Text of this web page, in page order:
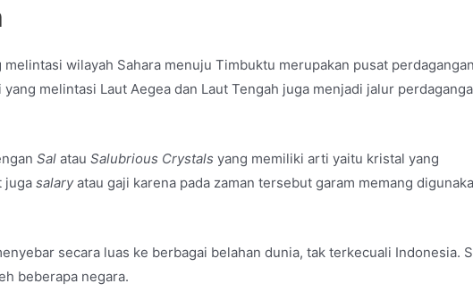
wilayah Sahara menuju Timbuktu merupakan pusat
melintasi Laut Aegea dan Laut Tengah juga menjadi jalur
Sal atau Salubrious Crystals yang memiliki arti yaitu kristal yang
juga salaryatau gaji karena pada zaman tersebut garam memang
secara luas ke berbagai belahan dunia, tak terkecuali Indonesia.
beberapa negara.